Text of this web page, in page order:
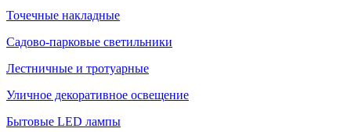
Точечные накладные
Садово-парковые светильники
Лестничные и тротуарные
Уличное декоративное освещение
Бытовые LED лампы